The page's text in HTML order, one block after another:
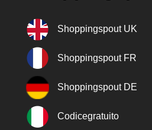
Shoppingspout UK
Shoppingspout FR
Shoppingspout DE
Codicegratuito